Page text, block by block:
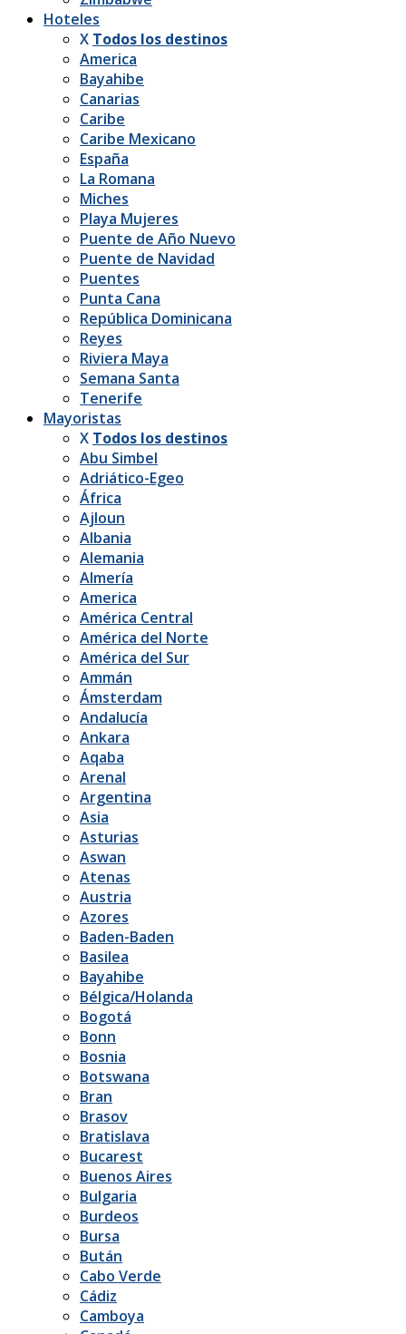
Hoteles
X Todos los destinos
America
Bayahibe
Canarias
Caribe
Caribe Mexicano
España
La Romana
Miches
Playa Mujeres
Puente de Año Nuevo
Puente de Navidad
Puentes
Punta Cana
República Dominicana
Reyes
Riviera Maya
Semana Santa
Tenerife
Mayoristas
X Todos los destinos
Abu Simbel
Adriático-Egeo
África
Ajloun
Albania
Alemania
Almería
America
América Central
América del Norte
América del Sur
Ammán
Ámsterdam
Andalucía
Ankara
Aqaba
Arenal
Argentina
Asia
Asturias
Aswan
Atenas
Austria
Azores
Baden-Baden
Basilea
Bayahibe
Bélgica/Holanda
Bogotá
Bonn
Bosnia
Botswana
Bran
Brasov
Bratislava
Bucarest
Buenos Aires
Bulgaria
Burdeos
Bursa
Bután
Cabo Verde
Cádiz
Camboya